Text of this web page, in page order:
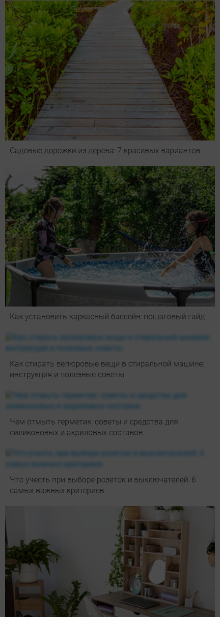
Садовые дорожки из дерева: 7 красивых вариантов
Как установить каркасный бассейн: пошаговый гайд
Как стирать велюровые вещи в стиральной машине:
инструкция и полезные советы
Чем отмыть герметик: советы и средства для
силиконовых и акриловых составов
Что учесть при выборе розеток и выключателей: 6
самых важных критериев